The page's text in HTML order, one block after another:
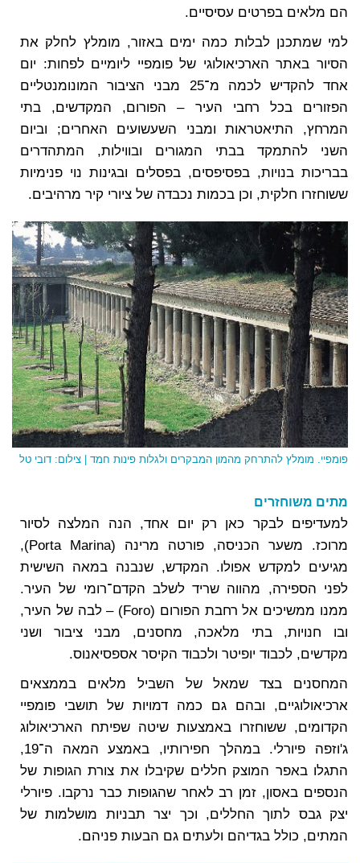
הם מלאים בפרטים עסיסיים.
למי שמתכנן לבלות כמה ימים באזור, מומלץ לחלק את
הסיור באתר הארכיאולוגי של פומפיי ליומיים לפחות: יום
אחד להקדיש לכמה מ־25 מבני הציבור המונומנטליים
הפזורים בכל רחבי העיר – הפורום, המקדשים, בתי
המרחץ, התיאטראות ומבני השעשועים האחרים; וביום
השני להתמקד בבתי המגורים ובווילות, המתהדרים
בבריכות בנויות, בפסיפסים, בפסלים ובגינות נוי פנימיות
ששוחזרו חלקית, וכן בכמות נכבדה של ציורי קיר מרהיבים.
פומפיי. מומלץ להתרחק מהמון המבקרים ולגלות פינות חמד | צילום: דובי טל
מתים משוחזרים
למעדיפים לבקר כאן רק יום אחד, הנה המלצה לסיור
מרוכז. משער הכניסה, פורטה מרינה (Porta Marina),
מגיעים למקדש אפולו. המקדש, שנבנה במאה השישית
לפני הספירה, מהווה שריד לשלב הקדם־רומי של העיר.
ממנו ממשיכים אל רחבת הפורום (Foro) – לבה של העיר,
ובו חנויות, בתי מלאכה, מחסנים, מבני ציבור ושני
מקדשים, לכבוד יופיטר ולכבוד הקיסר אספסיאנוס.
המחסנים בצד שמאל של השביל מלאים בממצאים
ארכיאולוגיים, ובהם גם כמה דמויות של תושבי פומפיי
הקדומים, ששוחזרו באמצעות שיטה שפיתח הארכיאולוג
ג'וזפה פיורלי. במהלך חפירותיו, באמצע המאה ה־19,
התגלו באפר המוצק חללים שקיבלו את צורת הגופות של
הנספים באסון, זמן רב לאחר שהגופות כבר נרקבו. פיורלי
יצק גבס לתוך החללים, וכך יצר תבניות מושלמות של
המתים, כולל בגדיהם ולעתים גם הבעות פניהם.